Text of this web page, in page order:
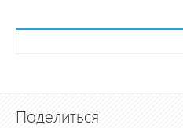
Поделиться